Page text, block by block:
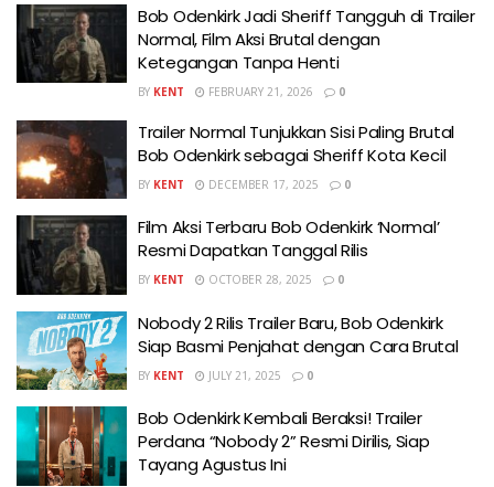
Bob Odenkirk Jadi Sheriff Tangguh di Trailer
Normal, Film Aksi Brutal dengan
Ketegangan Tanpa Henti
BY KENT FEBRUARY 21, 2026 0
Trailer Normal Tunjukkan Sisi Paling Brutal
Bob Odenkirk sebagai Sheriff Kota Kecil
BY KENT DECEMBER 17, 2025 0
Film Aksi Terbaru Bob Odenkirk ‘Normal’
Resmi Dapatkan Tanggal Rilis
BY KENT OCTOBER 28, 2025 0
Nobody 2 Rilis Trailer Baru, Bob Odenkirk
Siap Basmi Penjahat dengan Cara Brutal
BY KENT JULY 21, 2025 0
Bob Odenkirk Kembali Beraksi! Trailer
Perdana “Nobody 2” Resmi Dirilis, Siap
Tayang Agustus Ini